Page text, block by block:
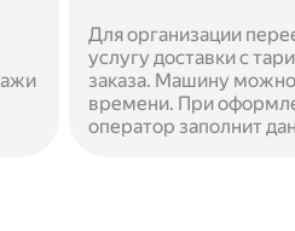
Для организации
услугу доставки с
заказа. Машину
времени. При
оператор заполнит